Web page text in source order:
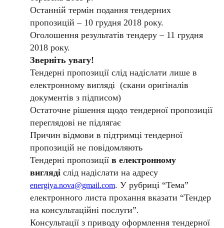
Останній термін подання тендерних
пропозицій – 10 грудня 2018 року.
Оголошення результатів тендеру – 11 грудня
2018 року.
Зверніть увагу!
Тендерні пропозиції слід надіслати лише в
електронному вигляді (скани оригіналів
документів з підписом)
Остаточне рішення щодо тендерної пропозиції
переглядові не підлягає
Причин відмови в підтримці тендерної
пропозицій не повідомляють
Тендерні пропозиції в електронному
вигляді слід надіслати на адресу
energiya.nova@gmail.com. У рубриці “Тема”
електронного листа прохання вказати “Тендер
на консультаційні послуги”.
Консультації з приводу оформлення тендерної